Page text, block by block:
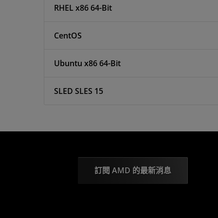
RHEL x86 64-Bit
CentOS
Ubuntu x86 64-Bit
SLED SLES 15
訂閱 AMD 的最新消息